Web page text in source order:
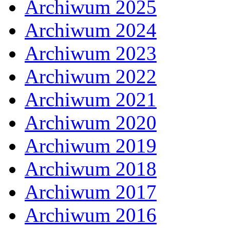
Archiwum 2025
Archiwum 2024
Archiwum 2023
Archiwum 2022
Archiwum 2021
Archiwum 2020
Archiwum 2019
Archiwum 2018
Archiwum 2017
Archiwum 2016